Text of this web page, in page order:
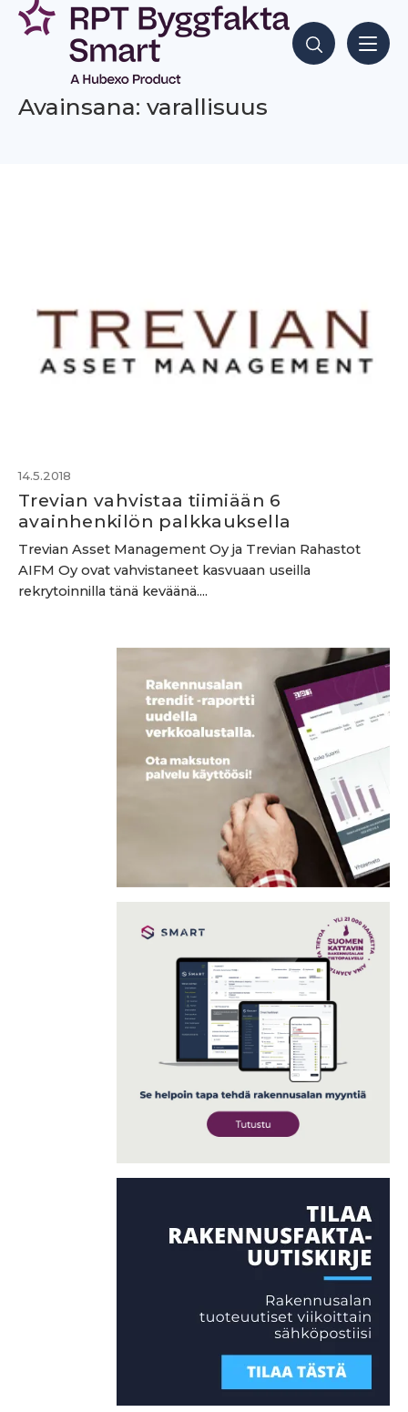
Siirry
sisältöön
Hae sisältöjä
Avainsana: varallisuus
14.5.2018
Trevian vahvistaa tiimiään 6
avainhenkilön palkkauksella
Trevian Asset Management Oy ja Trevian Rahastot
AIFM Oy ovat vahvistaneet kasvuaan useilla
rekrytoinnilla tänä keväänä....